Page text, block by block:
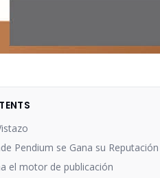
Pendium se Gana su Reputación
el motor de publicación